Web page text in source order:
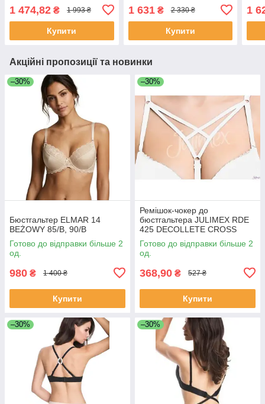
1 474,82 ₴ 1 993 ₴
Купити
1 631₴ 2 330 ₴
Купити
1
Акційні пропозиції та новинки
–30%
Бюстгальтер ELMAR 14
BEŻOWY 85/В, 90/B
Готово до відправки більше 2
од.
980 ₴ 1 400 ₴
Купити
–30%
Ремішок-чокер до
бюстгальтера JULIMEX RDE
425 DECOLLETE CROSS
Готово до відправки більше 2
од.
368,90 ₴ 527 ₴
Купити
–30% –30%